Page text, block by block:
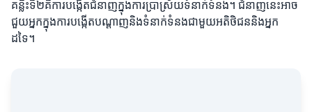
គន្លឹះទី២គឺការបង្កើតជំនាញក្នុងការប្រាស្រ័យទំនាក់ទំនង។ ជំនាញនេះអាច
ជួយអ្នកក្នុងការបង្កើតបណ្តាញនិងទំនាក់ទំនងជាមួយអតិថិជននិងអ្នក
ដទៃ។